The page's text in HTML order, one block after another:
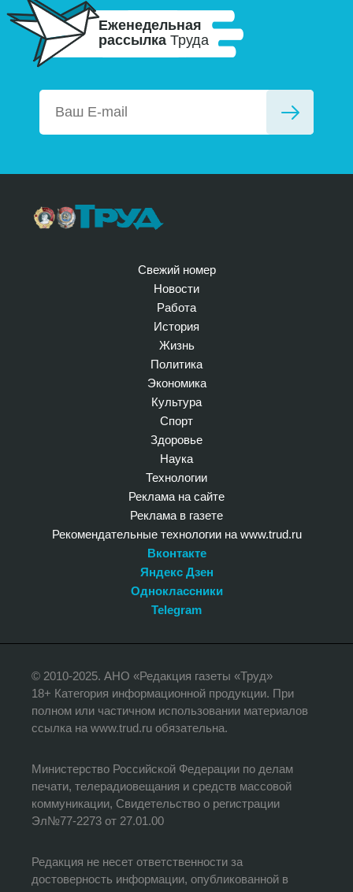
Еженедельная
рассылка Труда
Свежий номер
Новости
Работа
История
Жизнь
Политика
Экономика
Культура
Спорт
Здоровье
Наука
Технологии
Реклама на сайте
Реклама в газете
Рекомендательные технологии на www.trud.ru
Вконтакте
Яндекс Дзен
Одноклассники
Telegram
© 2010-2025. АНО «Редакция газеты «Труд»
18+ Категория информационной продукции. При
полном или частичном использовании материалов
ссылка на www.trud.ru обязательна.
Министерство Российской Федерации по делам
печати, телерадиовещания и средств массовой
коммуникации, Свидетельство о регистрации
Эл№77-2273 от 27.01.00
Редакция не несет ответственности за
достоверность информации, опубликованной в